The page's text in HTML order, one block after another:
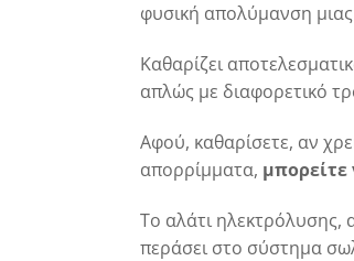
φυσική απολύμανση μιας
Καθαρίζει
απλώς με διαφορετικό
Αφού, καθαρίσετε, αν
απορρίμματα,
Το αλάτι ηλεκτρόλυσης,
περάσει στο σύστημα